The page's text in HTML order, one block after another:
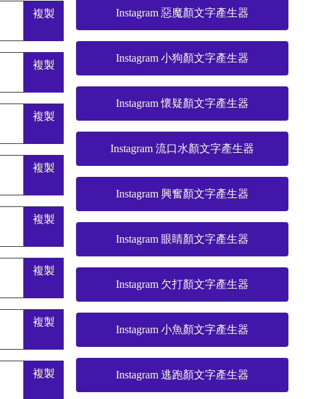
複製
複製
複製
複製
複製
複製
複製
複製
Instagram 惡魔顏文字產生器
Instagram 小狗顏文字產生器
Instagram 懷疑顏文字產生器
Instagram 流口水顏文字產生器
Instagram 興奮顏文字產生器
Instagram 眼睛顏文字產生器
Instagram 欠打顏文字產生器
Instagram 小魚顏文字產生器
Instagram 逃跑顏文字產生器